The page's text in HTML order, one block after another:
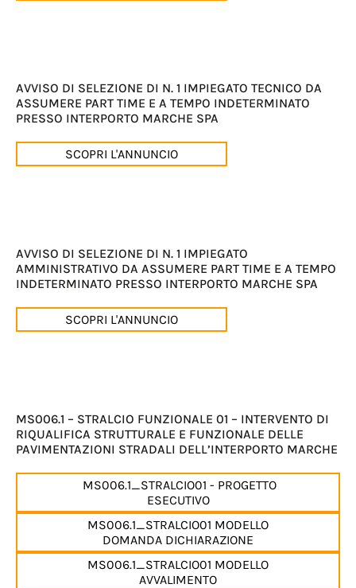
AVVISO DI SELEZIONE DI N. 1 IMPIEGATO TECNICO DA
ASSUMERE PART TIME E A TEMPO INDETERMINATO
PRESSO INTERPORTO MARCHE SPA
SCOPRI L'ANNUNCIO
AVVISO DI SELEZIONE DI N. 1 IMPIEGATO
AMMINISTRATIVO DA ASSUMERE PART TIME E A TEMPO
INDETERMINATO PRESSO INTERPORTO MARCHE SPA
SCOPRI L'ANNUNCIO
MS006.1 – STRALCIO FUNZIONALE 01 – INTERVENTO DI
RIQUALIFICA STRUTTURALE E FUNZIONALE DELLE
PAVIMENTAZIONI STRADALI DELL’INTERPORTO MARCHE
MS006.1_STRALCIO01 - PROGETTO
ESECUTIVO
MS006.1_STRALCIO01 MODELLO
DOMANDA DICHIARAZIONE
MS006.1_STRALCIO01 MODELLO
AVVALIMENTO